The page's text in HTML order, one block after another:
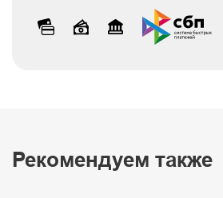
Рекомендуем также